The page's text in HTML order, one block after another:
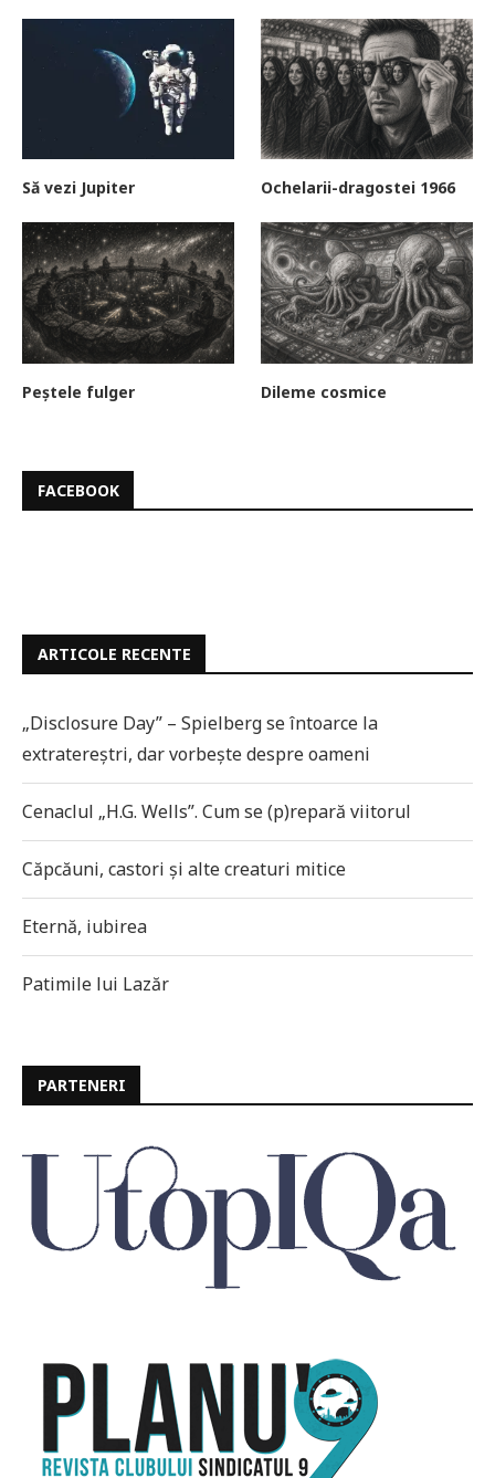
Să vezi Jupiter Ochelarii-dragostei 1966
Peștele fulger Dileme cosmice
FACEBOOK
ARTICOLE RECENTE
„Disclosure Day” – Spielberg se întoarce la
extratereștri, dar vorbește despre oameni
Cenaclul „H.G. Wells”. Cum se (p)repară viitorul
Căpcăuni, castori și alte creaturi mitice
Eternă, iubirea
Patimile lui Lazăr
PARTENERI